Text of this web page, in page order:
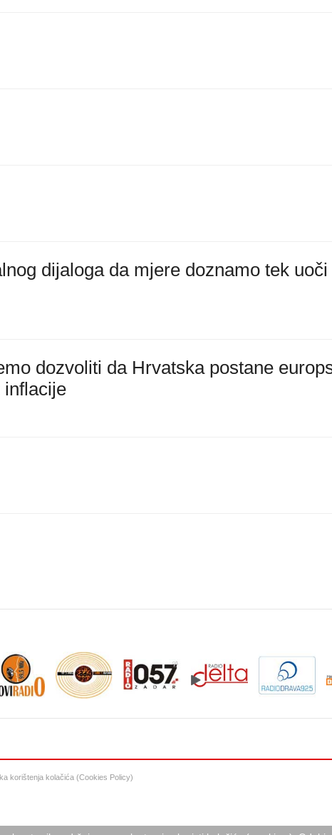
dijaloga da mjere doznamo tek uoči
dozvoliti da Hrvatska postane
inflacije
korištenja kolačića (Cookies Policy)